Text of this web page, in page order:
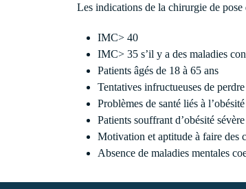
Les indications de la chirurgie de pose
IMC> 40
IMC> 35 s’il y a des maladies
Patients âgés de 18 à 65 ans
Tentatives infructueuses de
Problèmes de santé liés à l’obésité
Patients souffrant d’obésité
Motivation et aptitude à faire des
Absence de maladies mentales